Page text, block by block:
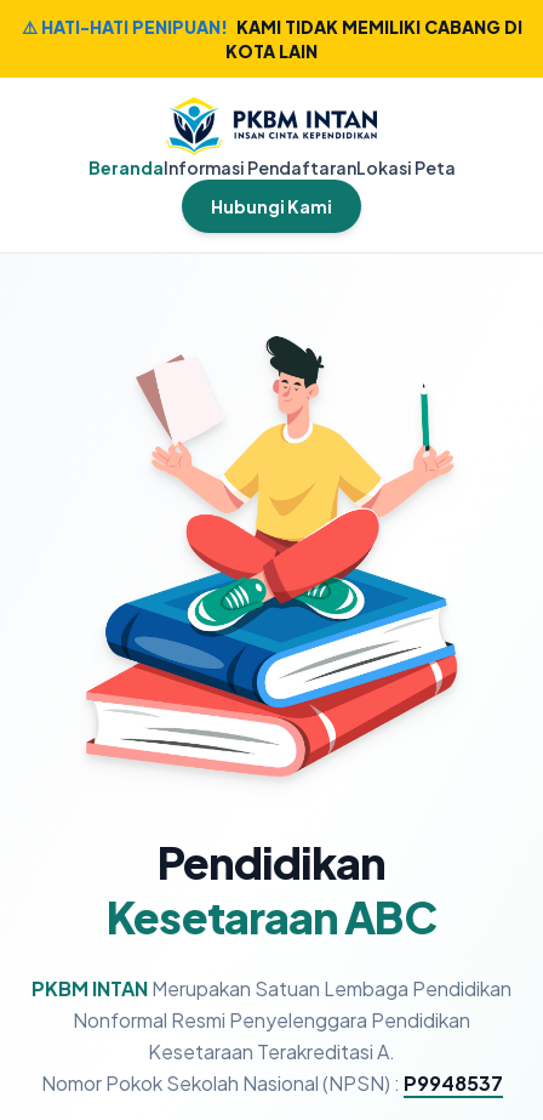
⚠️ HATI-HATI PENIPUAN! KAMI TIDAK MEMILIKI CABANG DI
KOTA LAIN
BerandaInformasi PendaftaranLokasi Peta
Hubungi Kami
Pendidikan
Kesetaraan ABC
PKBM INTANMerupakan Satuan Lembaga Pendidikan
Nonformal Resmi Penyelenggara Pendidikan
Kesetaraan Terakreditasi A.
Nomor Pokok Sekolah Nasional (NPSN) : P9948537